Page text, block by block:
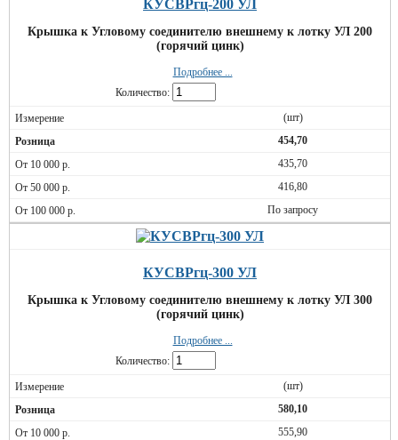
КУСВРгц-200 УЛ
Крышка к Угловому соединителю внешнему к лотку УЛ 200
(горячий цинк)
Подробнее ...
Количество:
(шт)
454,70
435,70
416,80
По запросу
КУСВРгц-300 УЛ
Крышка к Угловому соединителю внешнему к лотку УЛ 300
(горячий цинк)
Подробнее ...
Количество:
(шт)
580,10
555,90